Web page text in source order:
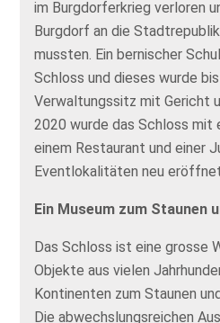
im Burgdorferkrieg verloren
Burgdorf an die
mussten. Ein bernischer
Schloss und dieses wurde
Verwaltungssitz mit Gericht
2020 wurde das Schloss mit
einem Restaurant und einer
Eventlokalitäten neu
Ein Museum zum Staunen
Das Schloss ist eine grosse
Objekte aus vielen
Kontinenten zum Staunen
Die abwechslungsreichen